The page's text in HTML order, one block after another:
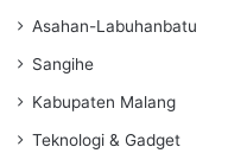
Asahan-Labuhanbatu
Sangihe
Kabupaten Malang
Teknologi & Gadget